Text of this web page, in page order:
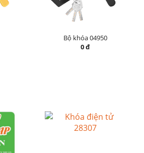
Bộ khóa 04950
0 đ